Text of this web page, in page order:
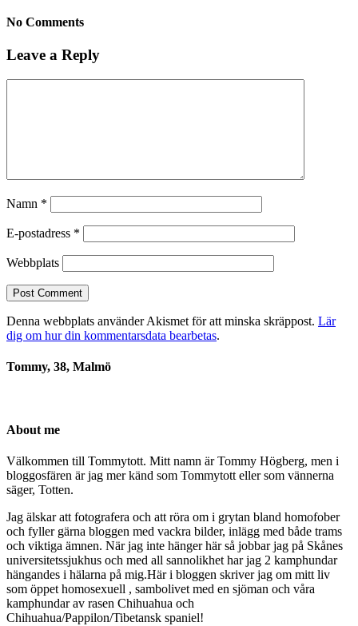
No Comments
Leave a Reply
Namn *
E-postadress *
Webbplats
Denna webbplats använder Akismet för att minska skräppost. Lär
dig om hur din kommentarsdata bearbetas.
Tommy, 38, Malmö
About me
Välkommen till Tommytott. Mitt namn är Tommy Högberg, men i
bloggosfären är jag mer känd som Tommytott eller som vännerna
säger, Totten.
Jag älskar att fotografera och att röra om i grytan bland homofober
och fyller gärna bloggen med vackra bilder, inlägg med både trams
och viktiga ämnen. När jag inte hänger här så jobbar jag på Skånes
universitetssjukhus och med all sannolikhet har jag 2 kamphundar
hängandes i hälarna på mig.Här i bloggen skriver jag om mitt liv
som öppet homosexuell , sambolivet med en sjöman och våra
kamphundar av rasen Chihuahua och
Chihuahua/Pappilon/Tibetansk spaniel!